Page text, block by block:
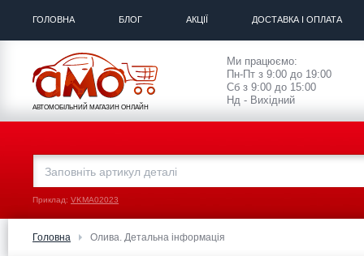
ГОЛОВНА БЛОГ АКЦІЇ ДОСТАВКА І ОПЛАТА
АВТОМОБІЛЬНИЙ МАГАЗИН ОНЛАЙН
Ми працюємо:
Пн-Пт з 9:00 до 19:00
Сб з 9:00 до 15:00
Нд - Вихідний
Приклад: VKMA02023
Головна Олива. Детальна інформація